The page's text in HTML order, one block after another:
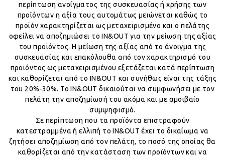
περίπτωση ανοίγματος της συσκευασίας ή χρήσης των
προϊόντων η αξία τους αυτομάτως μειώνεται καθώς το
προϊόν χαρακτηρίζεται ως μεταχειρισμένο και ο πελάτης
οφείλει να αποζημιώσει το IN&OUT για την μείωση της αξίας
του προϊόντος. Η μείωση της αξίας από το άνοιγμα της
συσκευασίας και επακόλουθα από τον χαρακτηρισμό του
προϊόντος ως μεταχειρισμένου εξετάζεται κατά περίπτωση
και καθορίζεται από το IN&OUT και συνήθως είναι της τάξης
του 20%-30%. Το IN&OUT δικαιούται να συμφωνήσει με τον
πελάτη την αποζημίωσή του ακόμα και με αμοιβαίο
συμψηφισμό.
Σε περίπτωση που τα προϊόντα επιστραφούν
κατεστραμμένα ή ελλιπή το IN&OUT έχει το δικαίωμα να
ζητήσει αποζημίωση από τον πελάτη, το ποσό της οποίας θα
καθορίζεται από την κατάσταση των προϊόντων και να